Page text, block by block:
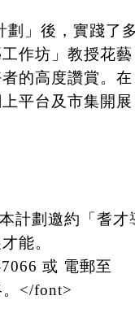
劃」後，實踐了
作坊」教授花藝
的高度讚賞。在
平台及市集開展
計劃邀約「耆才
能。
或 電郵至
。</font>